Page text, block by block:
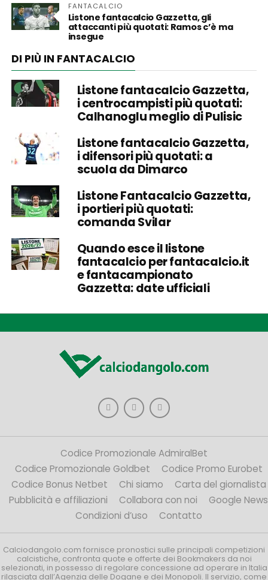
FANTACALCIO
Listone fantacalcio Gazzetta, gli
attaccanti più quotati: Ramos c’è ma
insegue
DI PIÙ IN FANTACALCIO
Listone fantacalcio Gazzetta,
i centrocampisti più quotati:
Calhanoglu meglio di Pulisic
Listone fantacalcio Gazzetta,
i difensori più quotati: a
scuola da Dimarco
Listone Fantacalcio Gazzetta,
i portieri più quotati:
comanda Svilar
Quando esce il listone
fantacalcio per fantacalcio.it
e fantacampionato
Gazzetta: date ufficiali
Codice Promozionale AdmiralBet
Codice Promozionale Goldbet
Codice Promo Eurobet
Codice Bonus Netbet
Chi siamo
Carta del giornalista
Pubblicità e affiliazioni
Collabora con noi
Google News
Condizioni d’uso
Contatto
Calciodangolo.com fornisce pronostici sulle principali competizioni
calcistiche, confronta quote e offerte dei Bookmakers da noi
selezionati, in possesso di regolare concessione ad operare in Italia
rilasciata dall’Agenzia delle Dogane e dei Monopoli. Il servizio, come